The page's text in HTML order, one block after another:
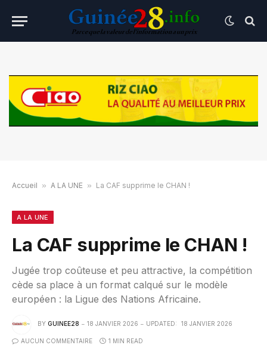
Accueil » A LA UNE » La CAF supprime le CHAN !
A LA UNE
La CAF supprime le CHAN !
Jugée trop coûteuse et peu attractive, la compétition
cède sa place à un format calqué sur le modèle
européen : la Ligue des Nations Africaine.
BY GUINEE28 18 JANVIER 2026 UPDATED: 18 JANVIER 2026
AUCUN COMMENTAIRE 1 MIN READ